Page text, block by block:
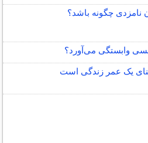
نامزدی چگونه باشد؟
وابستگی می‌آورد؟
یک عمر زندگی‌ است